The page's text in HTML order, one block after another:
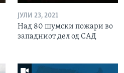
ЈУЛИ 23, 2021
Над 80 шумски пожари во
западниот дел од САД